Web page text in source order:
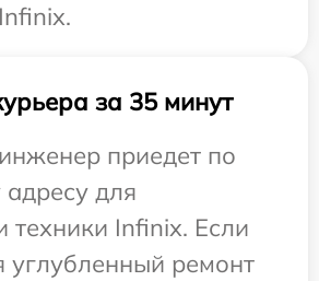
за 35 минут
приедет по
для
техники Infinix. Если
углубленный ремонт